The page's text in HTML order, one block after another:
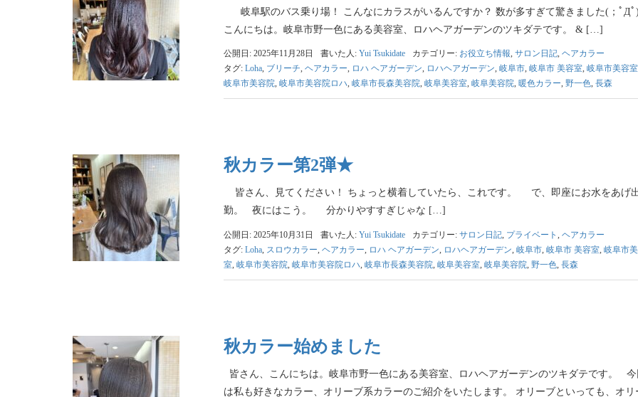
岐阜駅のバス乗り場！ こんなにカラスがいるんですか？ 数が多すぎて驚きました(；ﾟДﾟ
こんにちは。岐阜市野一色にある美容室、ロハヘアガーデンのツキダテです。 & […]
公開日: 2025年11月28日 書いた人: Yui Tsukidate カテゴリー: お役立ち情報, サロン日記, ヘアカラー
タグ: Loha, ブリーチ, ヘアカラー, ロハ ヘアガーデン, ロハヘアガーデン, 岐阜市, 岐阜市 美容室, 岐阜市美容室
岐阜市美容院, 岐阜市美容院ロハ, 岐阜市長森美容院, 岐阜美容室, 岐阜美容院, 暖色カラー, 野一色, 長森
秋カラー第2弾★
皆さん、見てください！ ちょっと横着していたら、これです。 で、即座にお水をあげ
勤。 夜にはこう。 分かりやすすぎじゃな […]
公開日: 2025年10月31日 書いた人: Yui Tsukidate カテゴリー: サロン日記, プライベート
ヘアカラー
タグ: Loha, スロウカラー ヘアカラー ロハ ヘアガーデン ロハヘアガーデン 岐阜市, 岐阜市 美容室, 岐阜市
室, 岐阜市美容院, 岐阜市美容院ロハ 岐阜市長森美容院, 岐阜美容室, 岐阜美容院, 野一色, 長森
秋カラー始めました
皆さん、こんにちは。岐阜市野一色にある美容室、ロハヘアガーデンのツキダテです。 今
は私も好きなカラー、オリーブ系カラーのご紹介をいたします。 オリーブといっても、オリ